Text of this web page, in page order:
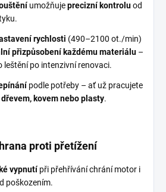
umožňujeprecizní kontroluod
rychlosti (490–2100 ot./min)
přizpůsobení každému materiálu –
leštění po intenzivní renovaci.
podle potřeby – ať už pracujete
kovem nebo plasty.
proti přetížení
vypnutí při přehřívání chrání motor i
poškozením.